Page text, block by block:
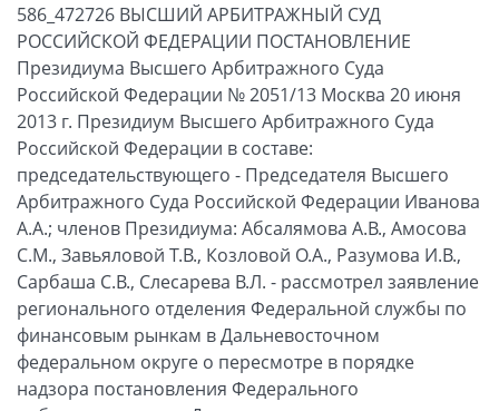
586_472726 ВЫСШИЙ АРБИТРАЖНЫЙ СУД
РОССИЙСКОЙ ФЕДЕРАЦИИ ПОСТАНОВЛЕНИЕ
Президиума Высшего Арбитражного Суда
Российской Федерации № 2051/13 Москва 20 июня
2013 г. Президиум Высшего Арбитражного Суда
Российской Федерации в составе:
председательствующего - Председателя Высшего
Арбитражного Суда Российской Федерации Иванова
А.А.; членов Президиума: Абсалямова А.В., Амосова
С.М., Завьяловой Т.В., Козловой О.А., Разумова И.В.,
Сарбаша С.В., Слесарева В.Л. - рассмотрел заявление
регионального отделения Федеральной службы по
финансовым рынкам в Дальневосточном
федеральном округе о пересмотре в порядке
надзора постановления Федерального